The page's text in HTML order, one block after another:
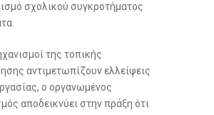
σχολικού συγκροτήματος
της τοπικής
αντιμετωπίζουν ελλείψεις
ο οργανωμένος
αποδεικνύει στην πράξη ότι